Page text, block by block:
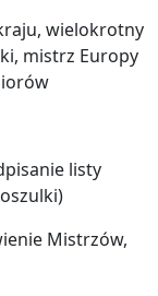
wielokrotny
mistrz Europy
listy
Mistrzów,